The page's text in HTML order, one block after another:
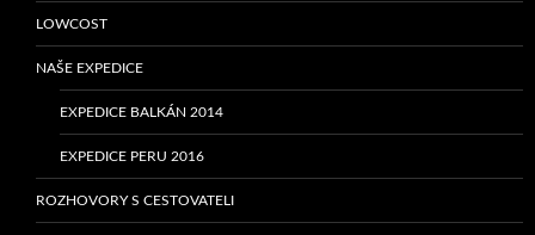
LOWCOST
NAŠE EXPEDICE
EXPEDICE BALKÁN 2014
EXPEDICE PERU 2016
ROZHOVORY S CESTOVATELI